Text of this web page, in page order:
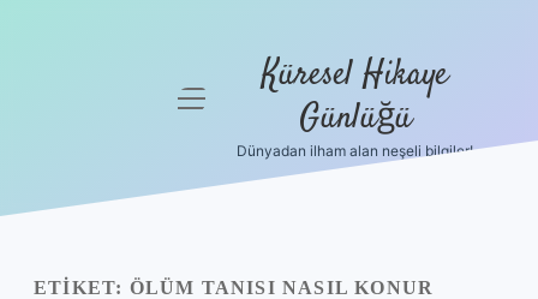
menüyü
Küresel Hikaye
Günlüğü
Dünyadan ilham alan neşeli bilgiler!
ETIKET: ÖLÜM TANISI NASIL KONUR